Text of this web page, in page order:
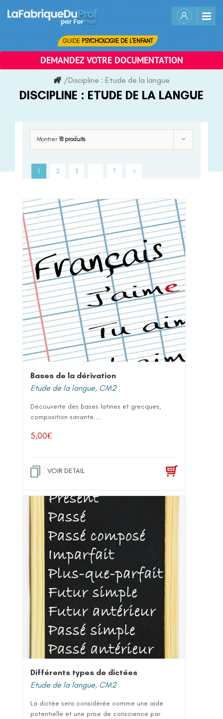
content
GUIDE PSYCHOLOGIE DE L'ENFANT
DEMANDEZ VOTRE DOCUMENTATION
/Discipline : Etude de la langue
DISCIPLINE : ETUDE DE LA LANGUE
Montrer 18 produits
1 2 3 7
Bases de la dérivation
Etude de la langue, CM2
Découverte des bases latines et grecques,
composition savante....
5,00€
VOIR DETAIL
Différents types de dictées
Etude de la langue, CM2
La dictée sera considérée comme une aide
potentielle et une prise de conscience par